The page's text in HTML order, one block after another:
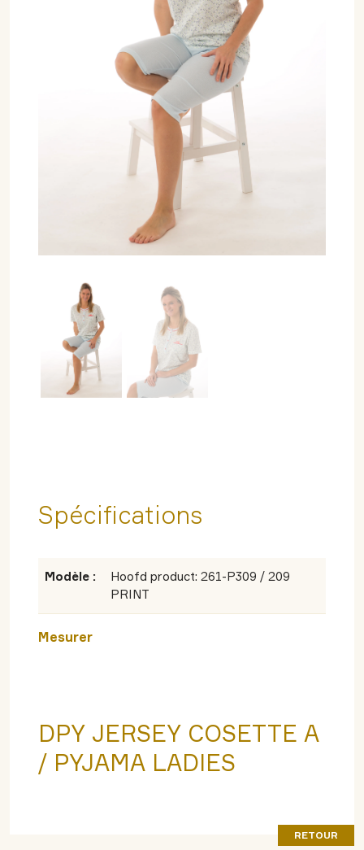
Spécifications
Modèle :
Hoofd product: 261-P309 / 209
PRINT
Mesurer
DPY JERSEY COSETTE A
/ PYJAMA LADIES
RETOUR